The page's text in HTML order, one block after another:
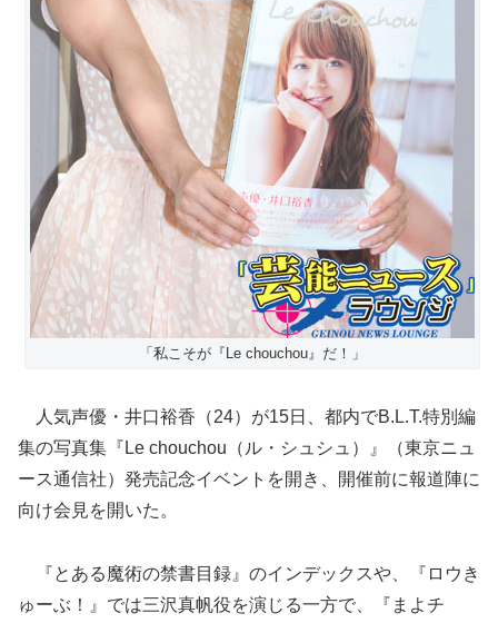
「私こそが『Le chouchou』だ！」
人気声優・井口裕香（24）が15日、都内でB.L.T.特別編
集の写真集『Le chouchou（ル・シュシュ）』（東京ニュ
ース通信社）発売記念イベントを開き、開催前に報道陣に
向け会見を開いた。
『とある魔術の禁書目録』のインデックスや、『ロウき
ゅーぶ！』では三沢真帆役を演じる一方で、『まよチ